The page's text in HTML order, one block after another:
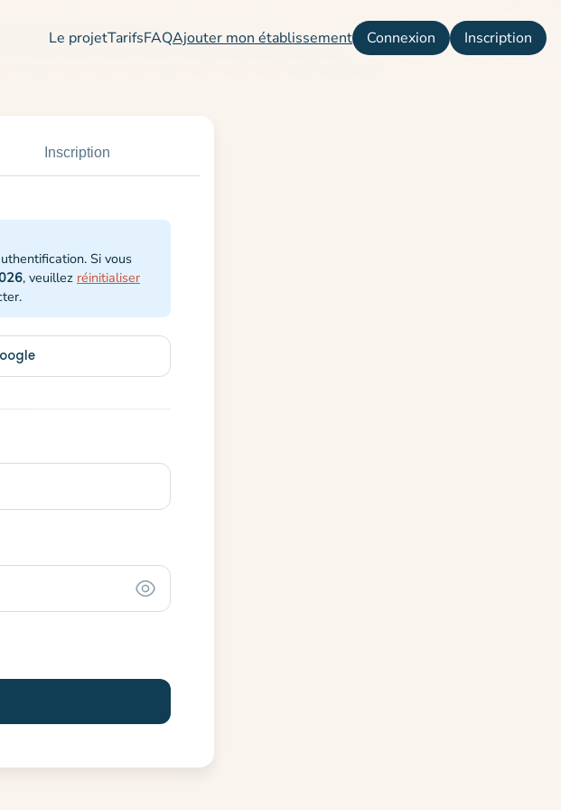
Le projetTarifsFAQAjouter mon établissement Connexion Inscription
Inscription
Si vous
, veuillez réinitialiser